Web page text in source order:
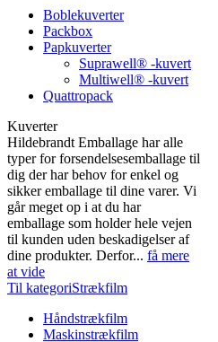
Boblekuverter
Packbox
Papkuverter
Suprawell® -kuvert
Multiwell® -kuvert
Quattropack
Kuverter
Hildebrandt Emballage har alle
typer for forsendelsesemballage til
dig der har behov for enkel og
sikker emballage til dine varer. Vi
går meget op i at du har
emballage som holder hele vejen
til kunden uden beskadigelser af
dine produkter. Derfor... få mere
at vide
Til kategoriStrækfilm
Håndstrækfilm
Maskinstrækfilm